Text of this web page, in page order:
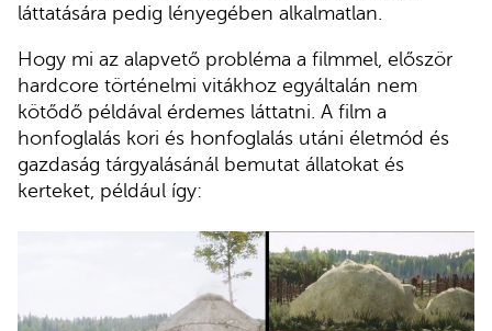
láttatására pedig lényegében alkalmatlan.
Hogy mi az alapvető probléma a filmmel, először
hardcore történelmi vitákhoz egyáltalán nem
kötődő példával érdemes láttatni. A film a
honfoglalás kori és honfoglalás utáni életmód és
gazdaság tárgyalásánál bemutat állatokat és
kerteket, például így: